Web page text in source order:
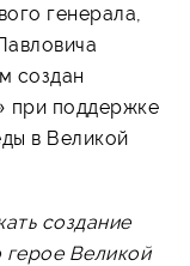
генерала,
создан
при поддержке
в Великой
создание
герое Великой